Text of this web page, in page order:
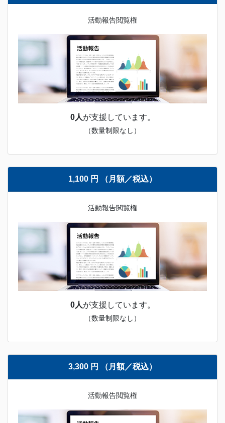
活動報告閲覧権
0人が支援しています。
（数量制限なし）
1,100 円 （月額／税込）
活動報告閲覧権
0人が支援しています。
（数量制限なし）
3,300 円 （月額／税込）
活動報告閲覧権